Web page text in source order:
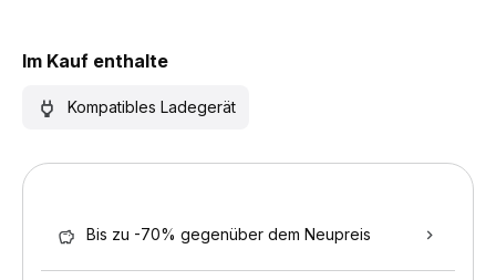
Im Kauf enthalte
Kompatibles Ladegerät
Bis zu -70% gegenüber dem Neupreis